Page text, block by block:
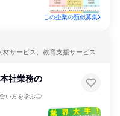
この企業の類似募集
サービス、教育支援サービス
社業務の
合い方を学ぶ◎